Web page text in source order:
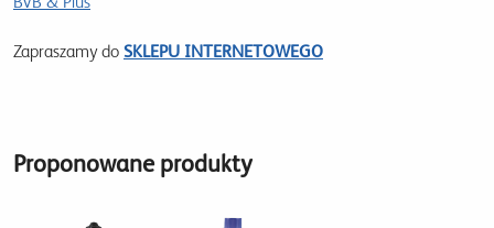
Zapraszamy do SKLEPU INTERNETOWEGO
Proponowane produkty